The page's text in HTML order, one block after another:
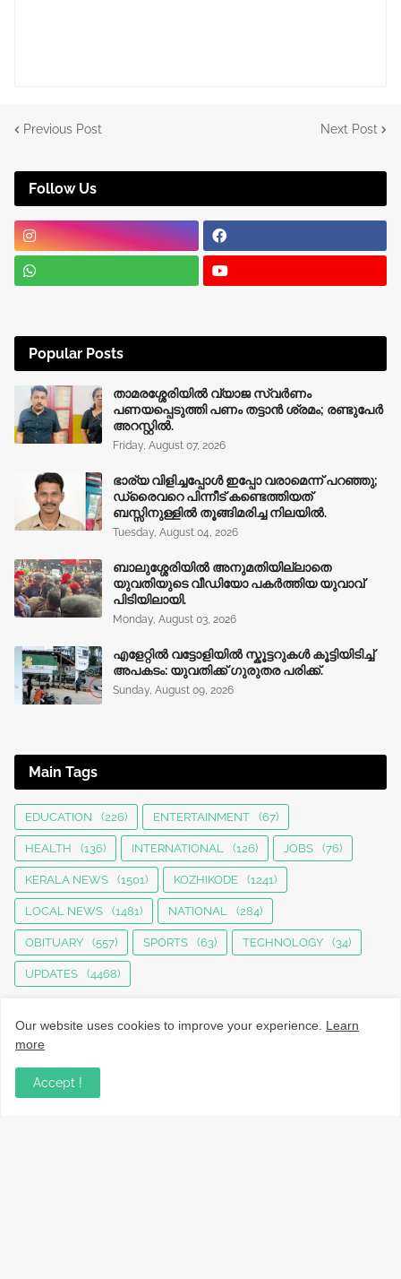
Previous Post Next Post
Follow Us
Popular Posts
താമരശ്ശേരിയിൽ വ്യാജ സ്വർണം
പണയപ്പെടുത്തി പണം തട്ടാൻ ശ്രമം; രണ്ടുപേർ
അറസ്റ്റിൽ.
Friday, August 07, 2026
ഭാര്യ വിളിച്ചപ്പോള്‍ ഇപ്പോ വരാമെന്ന് പറഞ്ഞു;
ഡ്രൈവറെ പിന്നീട് കണ്ടെത്തിയത്
ബസ്സിനുള്ളില്‍ തൂങ്ങിമരിച്ച നിലയിൽ.
Tuesday, August 04, 2026
ബാലുശ്ശേരിയിൽ അനുമതിയില്ലാതെ
യുവതിയുടെ വീഡിയോ പകർത്തിയ യുവാവ്
പിടിയിലായി.
Monday, August 03, 2026
എളേറ്റിൽ വട്ടോളിയിൽ സ്കൂട്ടറുകൾ കൂട്ടിയിടിച്ച്
അപകടം: യുവതിക്ക് ഗുരുതര പരിക്ക്.
Sunday, August 09, 2026
Main Tags
EDUCATION (226) ENTERTAINMENT (67)
HEALTH (136) INTERNATIONAL (126) JOBS (76)
KERALA NEWS (1501) KOZHIKODE (1241)
LOCAL NEWS (1481) NATIONAL (284)
OBITUARY (557) SPORTS (63) TECHNOLOGY (34)
UPDATES (4468)
നാട്ടുവാർത്തകൾ, തൊഴിൽ, വിദ്യാഭ്യാസം, വാണിജ്യം,
Our website uses cookies to improve your experience. Learn
more
Accept !